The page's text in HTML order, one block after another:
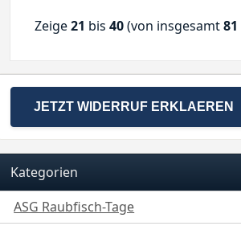
Zeige21 bis 40(von insgesamt81
JETZT WIDERRUF ERKLAEREN
Kategorien
ASG Raubfisch-Tage